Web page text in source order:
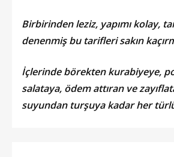
Birbirinden leziz, yapımı kolay,
denenmiş bu tarifleri sakın
İçlerinde börekten kurabiyeye,
salataya, ödem attıran ve
suyundan turşuya kadar her